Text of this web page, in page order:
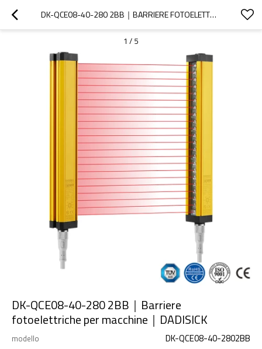
DK-QCE08-40-280 2BB｜BARRIERE FOTOELETTRICHE PER MACCHINE｜DADISICK
1 / 5
DK-QCE08-40-280 2BB｜Barriere
fotoelettriche per macchine｜DADISICK
modello DK-QCE08-40-2802BB